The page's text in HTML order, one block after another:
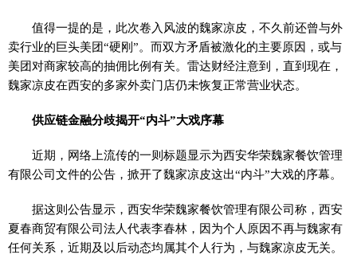
值得一提的是，此次卷入风波的魏家凉皮，不久前还曾与外
卖行业的巨头美团“硬刚”。而双方矛盾被激化的主要原因，或与
美团对商家较高的抽佣比例有关。雷达财经注意到，直到现在，
魏家凉皮在西安的多家外卖门店仍未恢复正常营业状态。
供应链金融分歧揭开“内斗”大戏序幕
近期，网络上流传的一则标题显示为西安华荣魏家餐饮管理
有限公司文件的公告，掀开了魏家凉皮这出“内斗”大戏的序幕。
据这则公告显示，西安华荣魏家餐饮管理有限公司称，西安
夏春商贸有限公司法人代表李春林，因为个人原因不再与魏家有
任何关系，近期及以后动态均属其个人行为，与魏家凉皮无关。